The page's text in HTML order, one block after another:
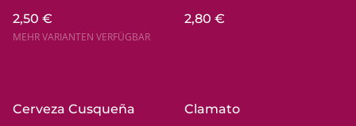
2,50 €
MEHR VARIANTEN VERFÜGBAR
2,80 €
Cerveza Cusqueña
Clamato